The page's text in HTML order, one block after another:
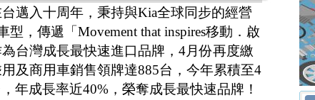
邁入十周年，秉持與Kia全球同步的經營
，傳遞「Movement that inspires移動．啟
台灣成長最快速進口品牌，4月份再度繳
及商用車銷售領牌達885台，今年累積至4
年成長率近40%，榮奪成長最快速品牌！